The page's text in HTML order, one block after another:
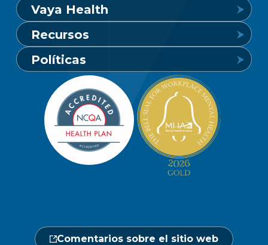
Línea de crisis de salud mental
24 horas al día, 7 días a la semana
1-800-849-6127
Línea de atención a socios y
beneficiarios
Abierto de lunes a sábado, de 7.00 a
18.00 h.
24 horas al día, 7 días a la semana
Vaya Health
Conozca Vaya
Carreras profesionales
Redacción
Ubicaciones
Calendario de actos
Recursos
Buscar un proveedor
Portal de miembros
Hágase un chequeo médico
Central de proveedores
Políticas
Política de privacidad de los miembros
Política de privacidad del sitio web
No discriminación
Comentarios sobre el sitio web